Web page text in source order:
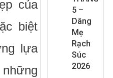
của
biệt
lựa
5 –
Dâng
Mẹ
Rạch
Súc
2026